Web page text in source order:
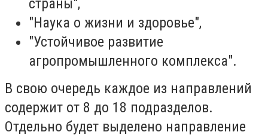
страны",
"Наука о жизни и здоровье",
"Устойчивое развитие
агропромышленного комплекса".
В свою очередь каждое из направлений
содержит от 8 до 18 подразделов.
Отдельно будет выделено направление